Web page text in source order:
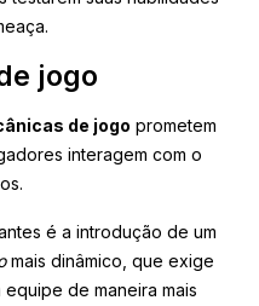
jogo
de jogo prometem
interagem com o
é a introdução de um
mais dinâmico, que exige
de maneira mais